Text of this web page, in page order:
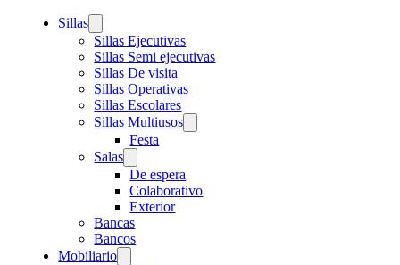
Sillas
Sillas Ejecutivas
Sillas Semi ejecutivas
Sillas De visita
Sillas Operativas
Sillas Escolares
Sillas Multiusos
Festa
Salas
De espera
Colaborativo
Exterior
Bancas
Bancos
Mobiliario